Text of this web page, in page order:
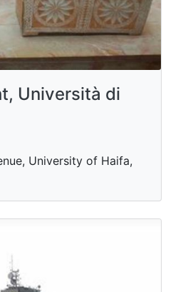
Università di
University of Haifa,